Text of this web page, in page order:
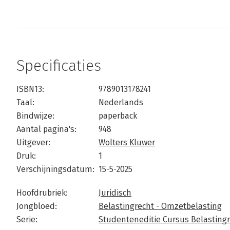
Specificaties
ISBN13:
9789013178241
Taal:
Nederlands
Bindwijze:
paperback
Aantal pagina's:
948
Uitgever:
Wolters Kluwer
Druk:
1
Verschijningsdatum: 15-5-2025
Hoofdrubriek:
Juridisch
Jongbloed:
Belastingrecht - Omzetbelasting
Serie:
Studenteneditie Cursus